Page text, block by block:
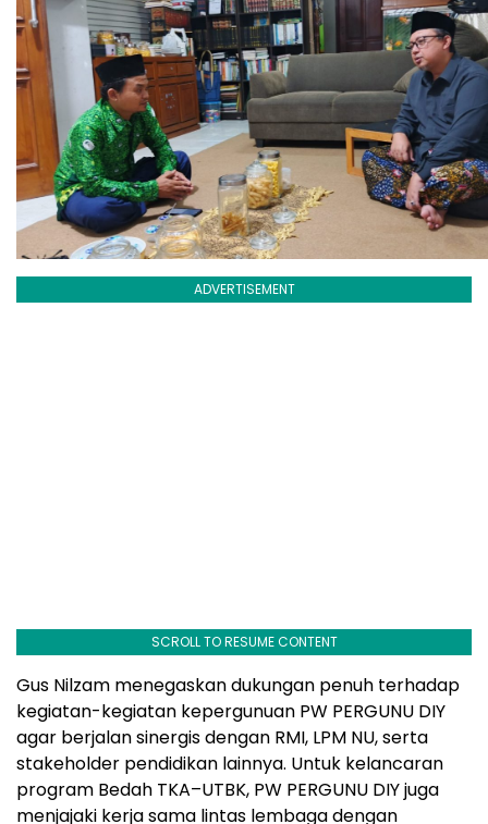
ADVERTISEMENT
SCROLL TO RESUME CONTENT
Gus Nilzam menegaskan dukungan penuh terhadap
kegiatan-kegiatan kepergunuan PW PERGUNU DIY
agar berjalan sinergis dengan RMI, LPM NU, serta
stakeholder pendidikan lainnya. Untuk kelancaran
program Bedah TKA–UTBK, PW PERGUNU DIY juga
menjajaki kerja sama lintas lembaga dengan